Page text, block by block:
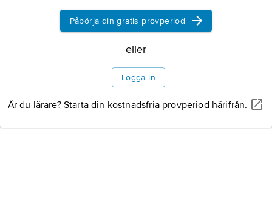
Information om artikeln
Påbörja din gratis provperiod
eller
Logga in
Är du lärare? Starta din kostnadsfria provperiod härifrån.